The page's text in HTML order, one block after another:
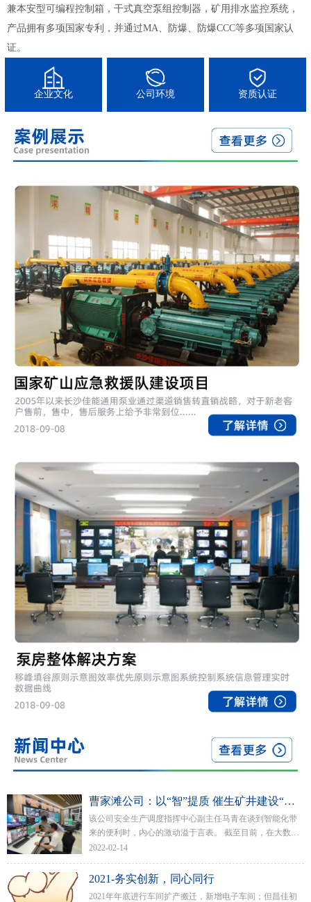
兼本安型可编程控制箱，干式真空泵组控制器，矿用排水监控系统，
产品拥有多项国家专利，并通过MA、防爆、防爆CCC等多项国家认
证。
企业文化 公司环境 资质认证
曹家滩公司：以“智”提质 催生矿井建设“新担当
该公司安全生产调度指挥中心副主任马青在谈到智能化带
来的便利时，内心的激动溢于言表。 截至目前，在大数据
的推动下，该公司矿井各排水点均已实现了水泵自动启停
2022-02-14
2021-务实创新，同心同行
2021年年底进行车间扩产搬迁，新增电子车间；但昌佳初